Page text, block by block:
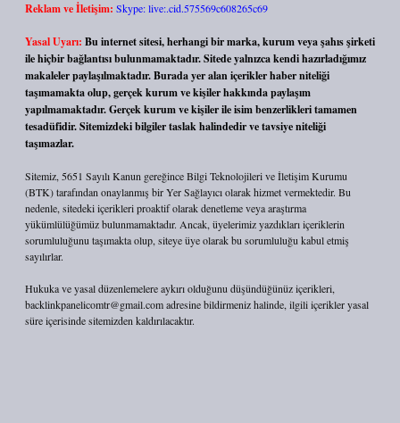
Reklam ve İletişim: Skype: live:.cid.575569c608265c69
Yasal Uyarı: Bu internet sitesi, herhangi bir marka, kurum veya şahıs şirketi
ile hiçbir bağlantısı bulunmamaktadır. Sitede yalnızca kendi hazırladığımız
makaleler paylaşılmaktadır. Burada yer alan içerikler haber niteliği
taşımamakta olup, gerçek kurum ve kişiler hakkında paylaşım
yapılmamaktadır. Gerçek kurum ve kişiler ile isim benzerlikleri tamamen
tesadüfidir. Sitemizdeki bilgiler taslak halindedir ve tavsiye niteliği
taşımazlar.
Sitemiz, 5651 Sayılı Kanun gereğince Bilgi Teknolojileri ve İletişim Kurumu
(BTK) tarafından onaylanmış bir Yer Sağlayıcı olarak hizmet vermektedir. Bu
nedenle, sitedeki içerikleri proaktif olarak denetleme veya araştırma
yükümlülüğümüz bulunmamaktadır. Ancak, üyelerimiz yazdıkları içeriklerin
sorumluluğunu taşımakta olup, siteye üye olarak bu sorumluluğu kabul etmiş
sayılırlar.
Hukuka ve yasal düzenlemelere aykırı olduğunu düşündüğünüz içerikleri,
backlinkpanelicomtr@gmail.comadresine bildirmeniz halinde, ilgili içerikler yasal
süre içerisinde sitemizden kaldırılacaktır.